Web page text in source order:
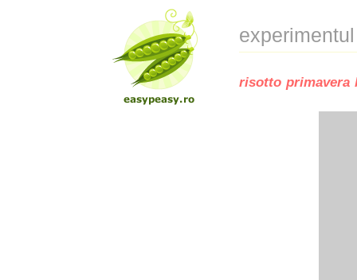
risotto primavera